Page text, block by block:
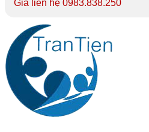
Giá liên hệ 0983.838.250